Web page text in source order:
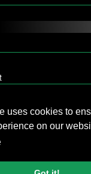
uses cookies to
on our